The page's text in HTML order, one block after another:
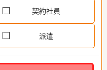
契約社員
派遣